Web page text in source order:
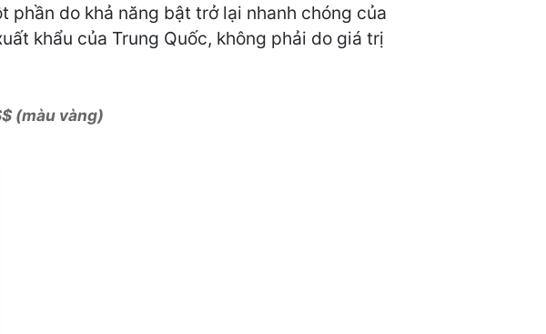
do khả năng bật trở lại nhanh chóng của
khẩu của Trung Quốc, không phải do giá trị
(màu vàng)